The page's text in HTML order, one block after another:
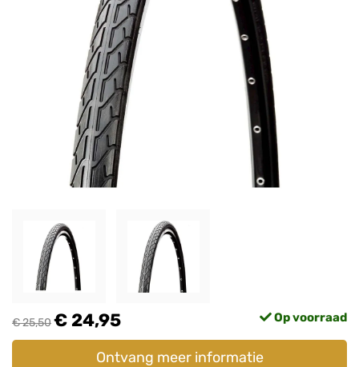
€ 25,50€ 24,95 Op voorraad
Ontvang meer informatie